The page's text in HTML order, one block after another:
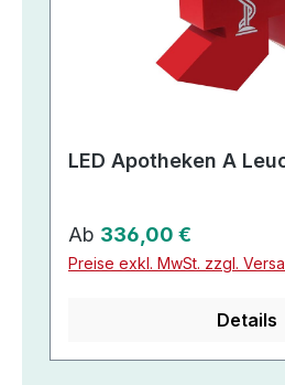
LED Apotheken A
Regulärer Preis:
Ab 336,00 €
Preise exkl. MwSt. zzgl.
Details